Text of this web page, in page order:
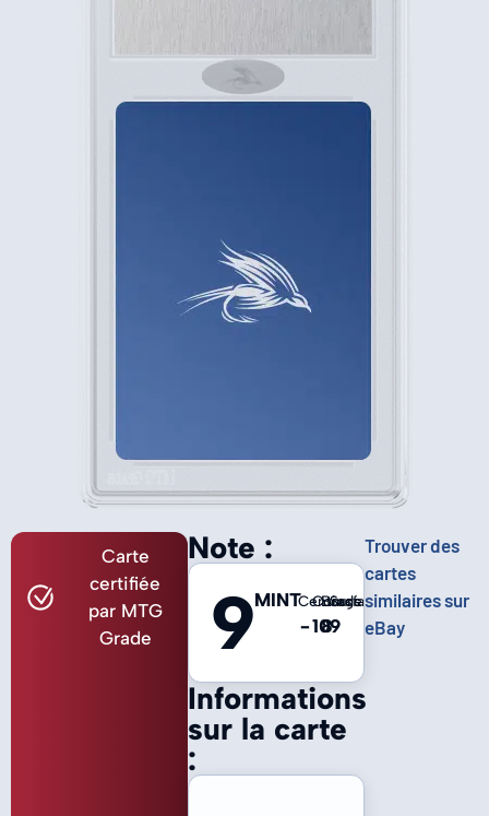
Carte
certifiée
par MTG
Grade
Informations
sur la carte
:
Note :
9MINTCentrage
-
Coins
10
Bords
8
Surface
9
Trouver des
cartes
similaires sur
eBay